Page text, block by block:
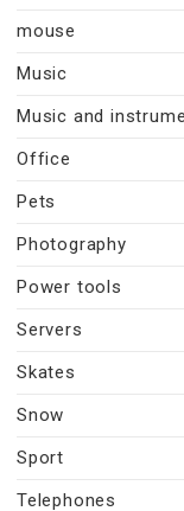
mouse
Music
Music and
Office
Pets
Photography
Power tools
Servers
Skates
Snow
Sport
Telephones